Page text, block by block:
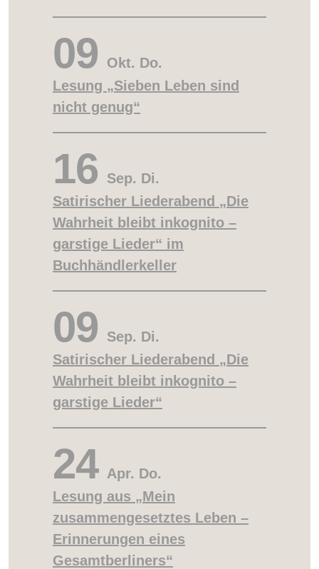
09 Okt. Do.
Lesung „Sieben Leben sind
nicht genug“
16 Sep. Di.
Satirischer Liederabend „Die
Wahrheit bleibt inkognito –
garstige Lieder“ im
Buchhändlerkeller
09 Sep. Di.
Satirischer Liederabend „Die
Wahrheit bleibt inkognito –
garstige Lieder“
24 Apr. Do.
Lesung aus „Mein
zusammengesetztes Leben –
Erinnerungen eines
Gesamtberliners“